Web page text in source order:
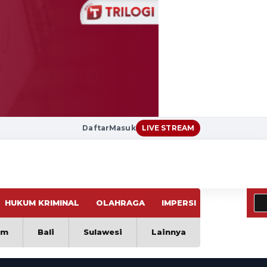
DaftarMasuk LIVE STREAM
HUKUM KRIMINAL OLAHRAGA IMPERSI
Bali Sulawesi Lainnya